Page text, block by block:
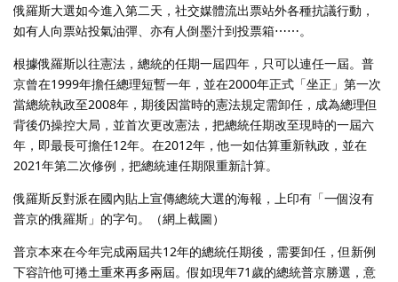
俄羅斯大選如今進入第二天，社交媒體流出票站外各種抗議行動，
如有人向票站投氣油彈、亦有人倒墨汁到投票箱⋯⋯。
根據俄羅斯以往憲法，總統的任期一屆四年，只可以連任一屆。普
京曾在1999年擔任總理短暫一年，並在2000年正式「坐正」第一次
當總統執政至2008年，期後因當時的憲法規定需卸任，成為總理但
背後仍操控大局，並首次更改憲法，把總統任期改至現時的一屆六
年，即最長可擔任12年。在2012年，他一如估算重新執政，並在
2021年第二次修例，把總統連任期限重新計算。
俄羅斯反對派在國內貼上宣傳總統大選的海報，上印有「一個沒有
普京的俄羅斯」的字句。（網上截圖）
普京本來在今年完成兩屆共12年的總統任期後，需要卸任，但新例
下容許他可捲土重來再多兩屆。假如現年71歲的總統普京勝選，意